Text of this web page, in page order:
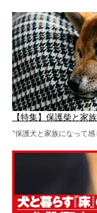
【特集】保護柴と家
“保護犬と家族になって感